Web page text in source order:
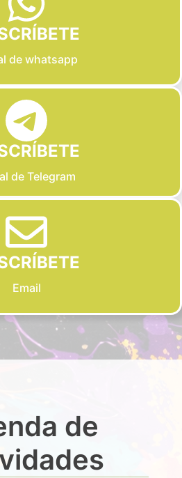
de whatsapp
de Telegram
Email
de